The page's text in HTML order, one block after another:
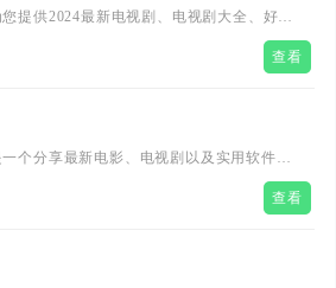
提供2024最新电视剧、电视剧大全、好看
电影在线观看和迅雷电影下载，360影视
最新好看的电视剧，最新综艺真人秀，明星
查看
个分享最新电影、电视剧以及实用软件工
台,在这里我们一起享受分享的乐趣,交到
查看